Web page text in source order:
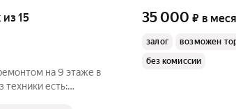
из 15
на 9 этаже в
техники есть:
35 000 ₽ в
залог
возможен
без комиссии